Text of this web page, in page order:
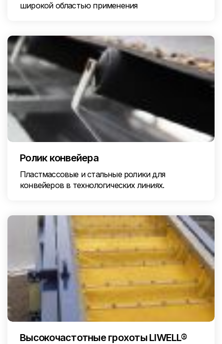
широкой областью применения
Ролик конвейера
Пластмассовые и стальные ролики для
конвейеров в технологических линиях.
Высокочастотные грохоты LIWELL®